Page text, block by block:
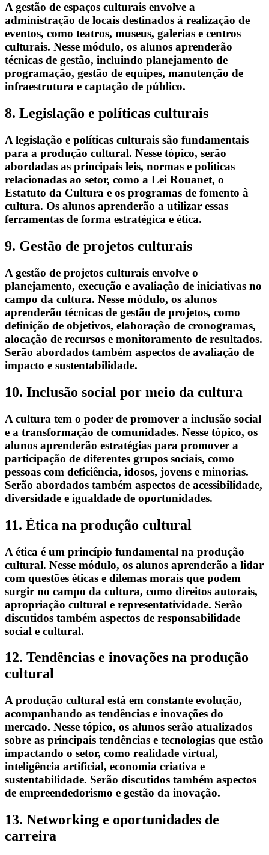
A gestão de espaços culturais envolve a
administração de locais destinados à realização de
eventos, como teatros, museus, galerias e centros
culturais. Nesse módulo, os alunos aprenderão
técnicas de gestão, incluindo planejamento de
programação, gestão de equipes, manutenção de
infraestrutura e captação de público.
8. Legislação e políticas culturais
A legislação e políticas culturais são fundamentais
para a produção cultural. Nesse tópico, serão
abordadas as principais leis, normas e políticas
relacionadas ao setor, como a Lei Rouanet, o
Estatuto da Cultura e os programas de fomento à
cultura. Os alunos aprenderão a utilizar essas
ferramentas de forma estratégica e ética.
9. Gestão de projetos culturais
A gestão de projetos culturais envolve o
planejamento, execução e avaliação de iniciativas no
campo da cultura. Nesse módulo, os alunos
aprenderão técnicas de gestão de projetos, como
definição de objetivos, elaboração de cronogramas,
alocação de recursos e monitoramento de resultados.
Serão abordados também aspectos de avaliação de
impacto e sustentabilidade.
10. Inclusão social por meio da cultura
A cultura tem o poder de promover a inclusão social
e a transformação de comunidades. Nesse tópico, os
alunos aprenderão estratégias para promover a
participação de diferentes grupos sociais, como
pessoas com deficiência, idosos, jovens e minorias.
Serão abordados também aspectos de acessibilidade,
diversidade e igualdade de oportunidades.
11. Ética na produção cultural
A ética é um princípio fundamental na produção
cultural. Nesse módulo, os alunos aprenderão a lidar
com questões éticas e dilemas morais que podem
surgir no campo da cultura, como direitos autorais,
apropriação cultural e representatividade. Serão
discutidos também aspectos de responsabilidade
social e cultural.
12. Tendências e inovações na produção
cultural
A produção cultural está em constante evolução,
acompanhando as tendências e inovações do
mercado. Nesse tópico, os alunos serão atualizados
sobre as principais tendências e tecnologias que estão
impactando o setor, como realidade virtual,
inteligência artificial, economia criativa e
sustentabilidade. Serão discutidos também aspectos
de empreendedorismo e gestão da inovação.
13. Networking e oportunidades de
carreira